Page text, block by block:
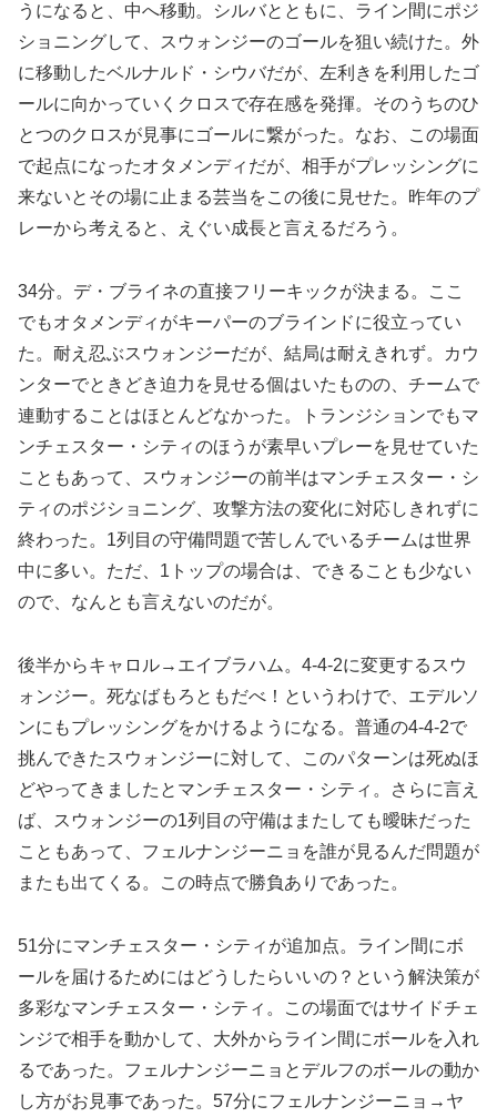
うになると、中へ移動。シルバとともに、ライン間にポジ
ショニングして、スウォンジーのゴールを狙い続けた。外
に移動したベルナルド・シウバだが、左利きを利用したゴ
ールに向かっていくクロスで存在感を発揮。そのうちのひ
とつのクロスが見事にゴールに繋がった。なお、この場面
で起点になったオタメンディだが、相手がプレッシングに
来ないとその場に止まる芸当をこの後に見せた。昨年のプ
レーから考えると、えぐい成長と言えるだろう。
34分。デ・ブライネの直接フリーキックが決まる。ここ
でもオタメンディがキーパーのブラインドに役立ってい
た。耐え忍ぶスウォンジーだが、結局は耐えきれず。カウ
ンターでときどき迫力を見せる個はいたものの、チームで
連動することはほとんどなかった。トランジションでもマ
ンチェスター・シティのほうが素早いプレーを見せていた
こともあって、スウォンジーの前半はマンチェスター・シ
ティのポジショニング、攻撃方法の変化に対応しきれずに
終わった。1列目の守備問題で苦しんでいるチームは世界
中に多い。ただ、1トップの場合は、できることも少ない
ので、なんとも言えないのだが。
後半からキャロル→エイブラハム。4-4-2に変更するスウ
ォンジー。死なばもろともだべ！というわけで、エデルソ
ンにもプレッシングをかけるようになる。普通の4-4-2で
挑んできたスウォンジーに対して、このパターンは死ぬほ
どやってきましたとマンチェスター・シティ。さらに言え
ば、スウォンジーの1列目の守備はまたしても曖昧だった
こともあって、フェルナンジーニョを誰が見るんだ問題が
またも出てくる。この時点で勝負ありであった。
51分にマンチェスター・シティが追加点。ライン間にボ
ールを届けるためにはどうしたらいいの？という解決策が
多彩なマンチェスター・シティ。この場面ではサイドチェ
ンジで相手を動かして、大外からライン間にボールを入れ
るであった。フェルナンジーニョとデルフのボールの動か
し方がお見事であった。57分にフェルナンジーニョ→ヤ